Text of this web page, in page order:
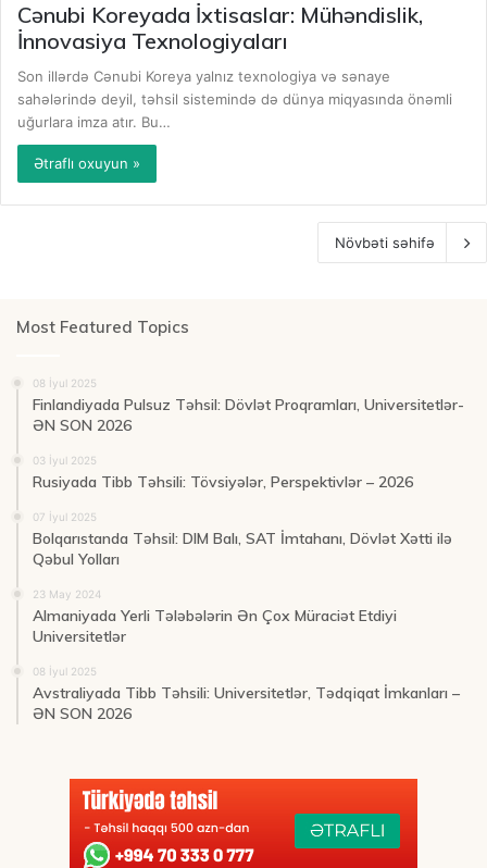
Cənubi Koreyada İxtisaslar: Mühəndislik,
İnnovasiya Texnologiyaları
Son illərdə Cənubi Koreya yalnız texnologiya və sənaye
sahələrində deyil, təhsil sistemində də dünya miqyasında önəmli
uğurlara imza atır. Bu…
Ətraflı oxuyun »
Növbəti səhifə
Most Featured Topics
08 İyul 2025
Finlandiyada Pulsuz Təhsil: Dövlət Proqramları, Universitetlər-
ƏN SON 2026
03 İyul 2025
Rusiyada Tibb Təhsili: Tövsiyələr, Perspektivlər – 2026
07 İyul 2025
Bolqarıstanda Təhsil: DIM Balı, SAT İmtahanı, Dövlət Xətti ilə
Qəbul Yolları
23 May 2024
Almaniyada Yerli Tələbələrin Ən Çox Müraciət Etdiyi
Universitetlər
08 İyul 2025
Avstraliyada Tibb Təhsili: Universitetlər, Tədqiqat İmkanları –
ƏN SON 2026